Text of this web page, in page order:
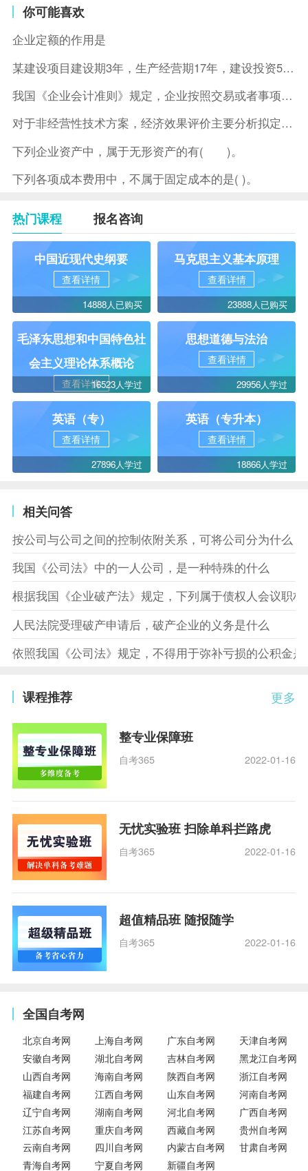
你可能喜欢
企业定额的作用是
某建设项目建设期3年，生产经营期17年，建设投资5500万元
我国《企业会计准则》规定，企业按照交易或者事项的经济特征确定
对于非经营性技术方案，经济效果评价主要分析拟定方案的( )。
下列企业资产中，属于无形资产的有( )。
下列各项成本费用中，不属于固定成本的是( )。
热门课程 报名咨询
中国近现代史纲要
查看详情
14888人已购买
马克思主义基本原理
查看详情
23888人已购买
毛泽东思想和中国特色社
会主义理论体系概论
查看详情16523人学过
思想道德与法治
查看详情
29956人学过
英语（专）
查看详情
27896人学过
英语（专升本）
查看详情
18866人学过
相关问答
按公司与公司之间的控制依附关系，可将公司分为什么
我国《公司法》中的一人公司，是一种特殊的什么
根据我国《企业破产法》规定，下列属于债权人会议职
人民法院受理破产申请后，破产企业的义务是什么
依照我国《公司法》规定，不得用于弥补亏损的公积金是
更多
课程推荐
整专业保障班
自考365 2022-01-16
无忧实验班 扫除单科拦路虎
自考365 2022-01-16
超值精品班 随报随学
自考365 2022-01-16
全国自考网
北京自考网 上海自考网 广东自考网
天津自考网
安徽自考网
湖北自考网 吉林自考网
黑龙江自考网
山西自考网
海南自考网 陕西自考网
浙江自考网
福建自考网
江西自考网 山东自考网
河南自考网
辽宁自考网
湖南自考网 河北自考网
广西自考网
江苏自考网
重庆自考网 西藏自考网
贵州自考网
云南自考网
四川自考网 内蒙古自考网
甘肃自考网
青海自考网
宁夏自考网 新疆自考网